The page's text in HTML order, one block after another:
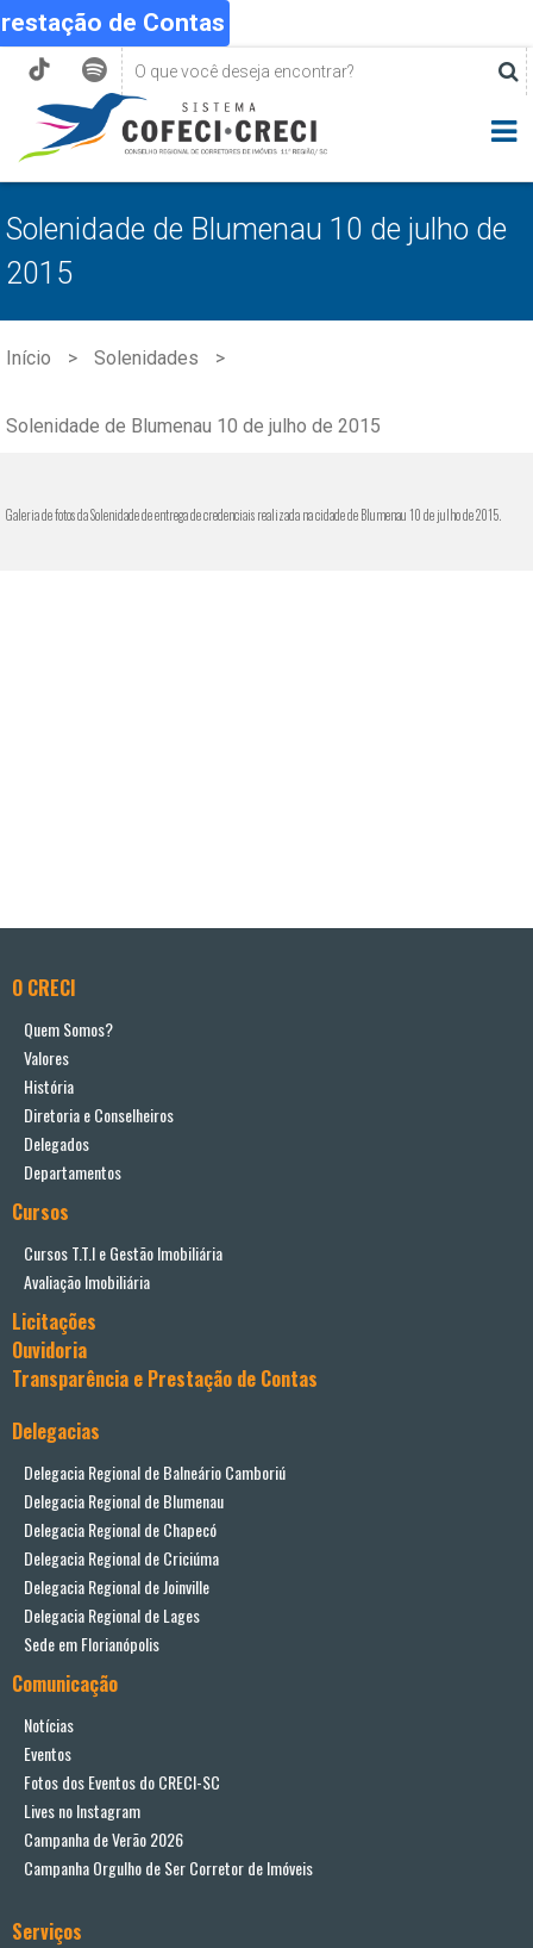
de Contas
Solenidade de Blumenau 10 de julho de
2015
Início Solenidades
Solenidade de Blumenau 10 de julho de 2015
Galeria de fotos da Solenidade de entrega de credenciais realizada na cidade de Blumenau 10 de julhode 2015.
O CRECI
Quem Somos?
Valores
História
Diretoria e Conselheiros
Delegados
Departamentos
Cursos
Cursos T.T.I e Gestão Imobiliária
Avaliação Imobiliária
Licitações
Ouvidoria
Transparência e Prestação de Contas
Delegacias
Delegacia Regional de Balneário Camboriú
Delegacia Regional de Blumenau
Delegacia Regional de Chapecó
Delegacia Regional de Criciúma
Delegacia Regional de Joinville
Delegacia Regional de Lages
Sede em Florianópolis
Comunicação
Notícias
Eventos
Fotos dos Eventos do CRECI-SC
Lives no Instagram
Campanha de Verão 2026
Campanha Orgulho de Ser Corretor de Imóveis
Serviços